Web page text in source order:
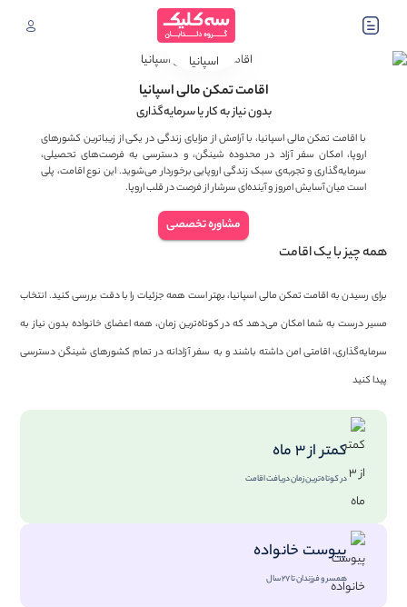
اقامت تمکن مالی اسپانیا
بدون نیاز به کار یا سرمایه‌گذاری
با اقامت تمکن مالی اسپانیا، با آرامش از مزایای زندگی در یکی از زیباترین کشورهای
اروپا، امکان سفر آزاد در محدوده شینگن، و دسترسی به فرصت‌های تحصیلی،
سرمایه‌گذاری و تجربه‌ی سبک زندگی اروپایی برخوردار می‌شوید. این نوع اقامت، پلی
است میان آسایش امروز و آینده‌ای سرشار از فرصت در قلب اروپا.
مشاوره تخصصی
همه چیز با یک اقامت
برای رسیدن به اقامت تمکن مالی اسپانیا، بهتر است همه جزئیات را با دقت بررسی کنید. انتخاب
مسیر درست به شما امکان می‌دهد که در کوتاه‌ترین زمان، همه اعضای خانواده بدون نیاز به
سرمایه‌گذاری، اقامتی امن داشته باشند و به سفر آزادانه در تمام کشورهای شینگن دسترسی
پیدا کنید
کمتر از ۳ ماه
در کوتاه‌ترین زمان دریافت اقامت
پیوست خانواده
همسر و فرزندان تا ۲۷ سال